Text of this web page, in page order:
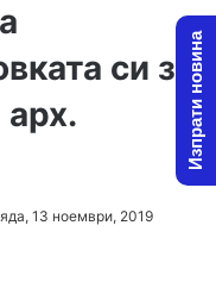
си за
арх.
13 ноември, 2019
Изпрати новина